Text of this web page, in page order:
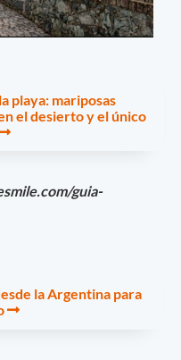
playa: mariposas
el desierto y el único
guia-
la Argentina para